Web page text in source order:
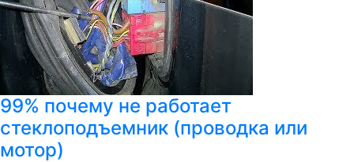
99% почему не работает
стеклоподъемник (проводка или
мотор)